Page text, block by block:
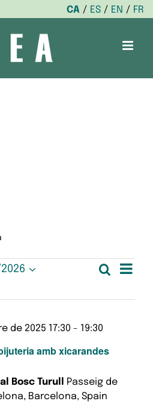
CA ES EN
FR
i
Cerca
Llista
amb xicarandes
de 2025 17:30 - 19:30
Bosc Turull
Passeig de
Barcelona, Spain